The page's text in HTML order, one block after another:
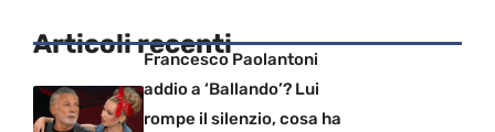
Articoli recentiFrancesco Paolantoni
addio a ‘Ballando’? Lui
rompe il silenzio, cosa ha